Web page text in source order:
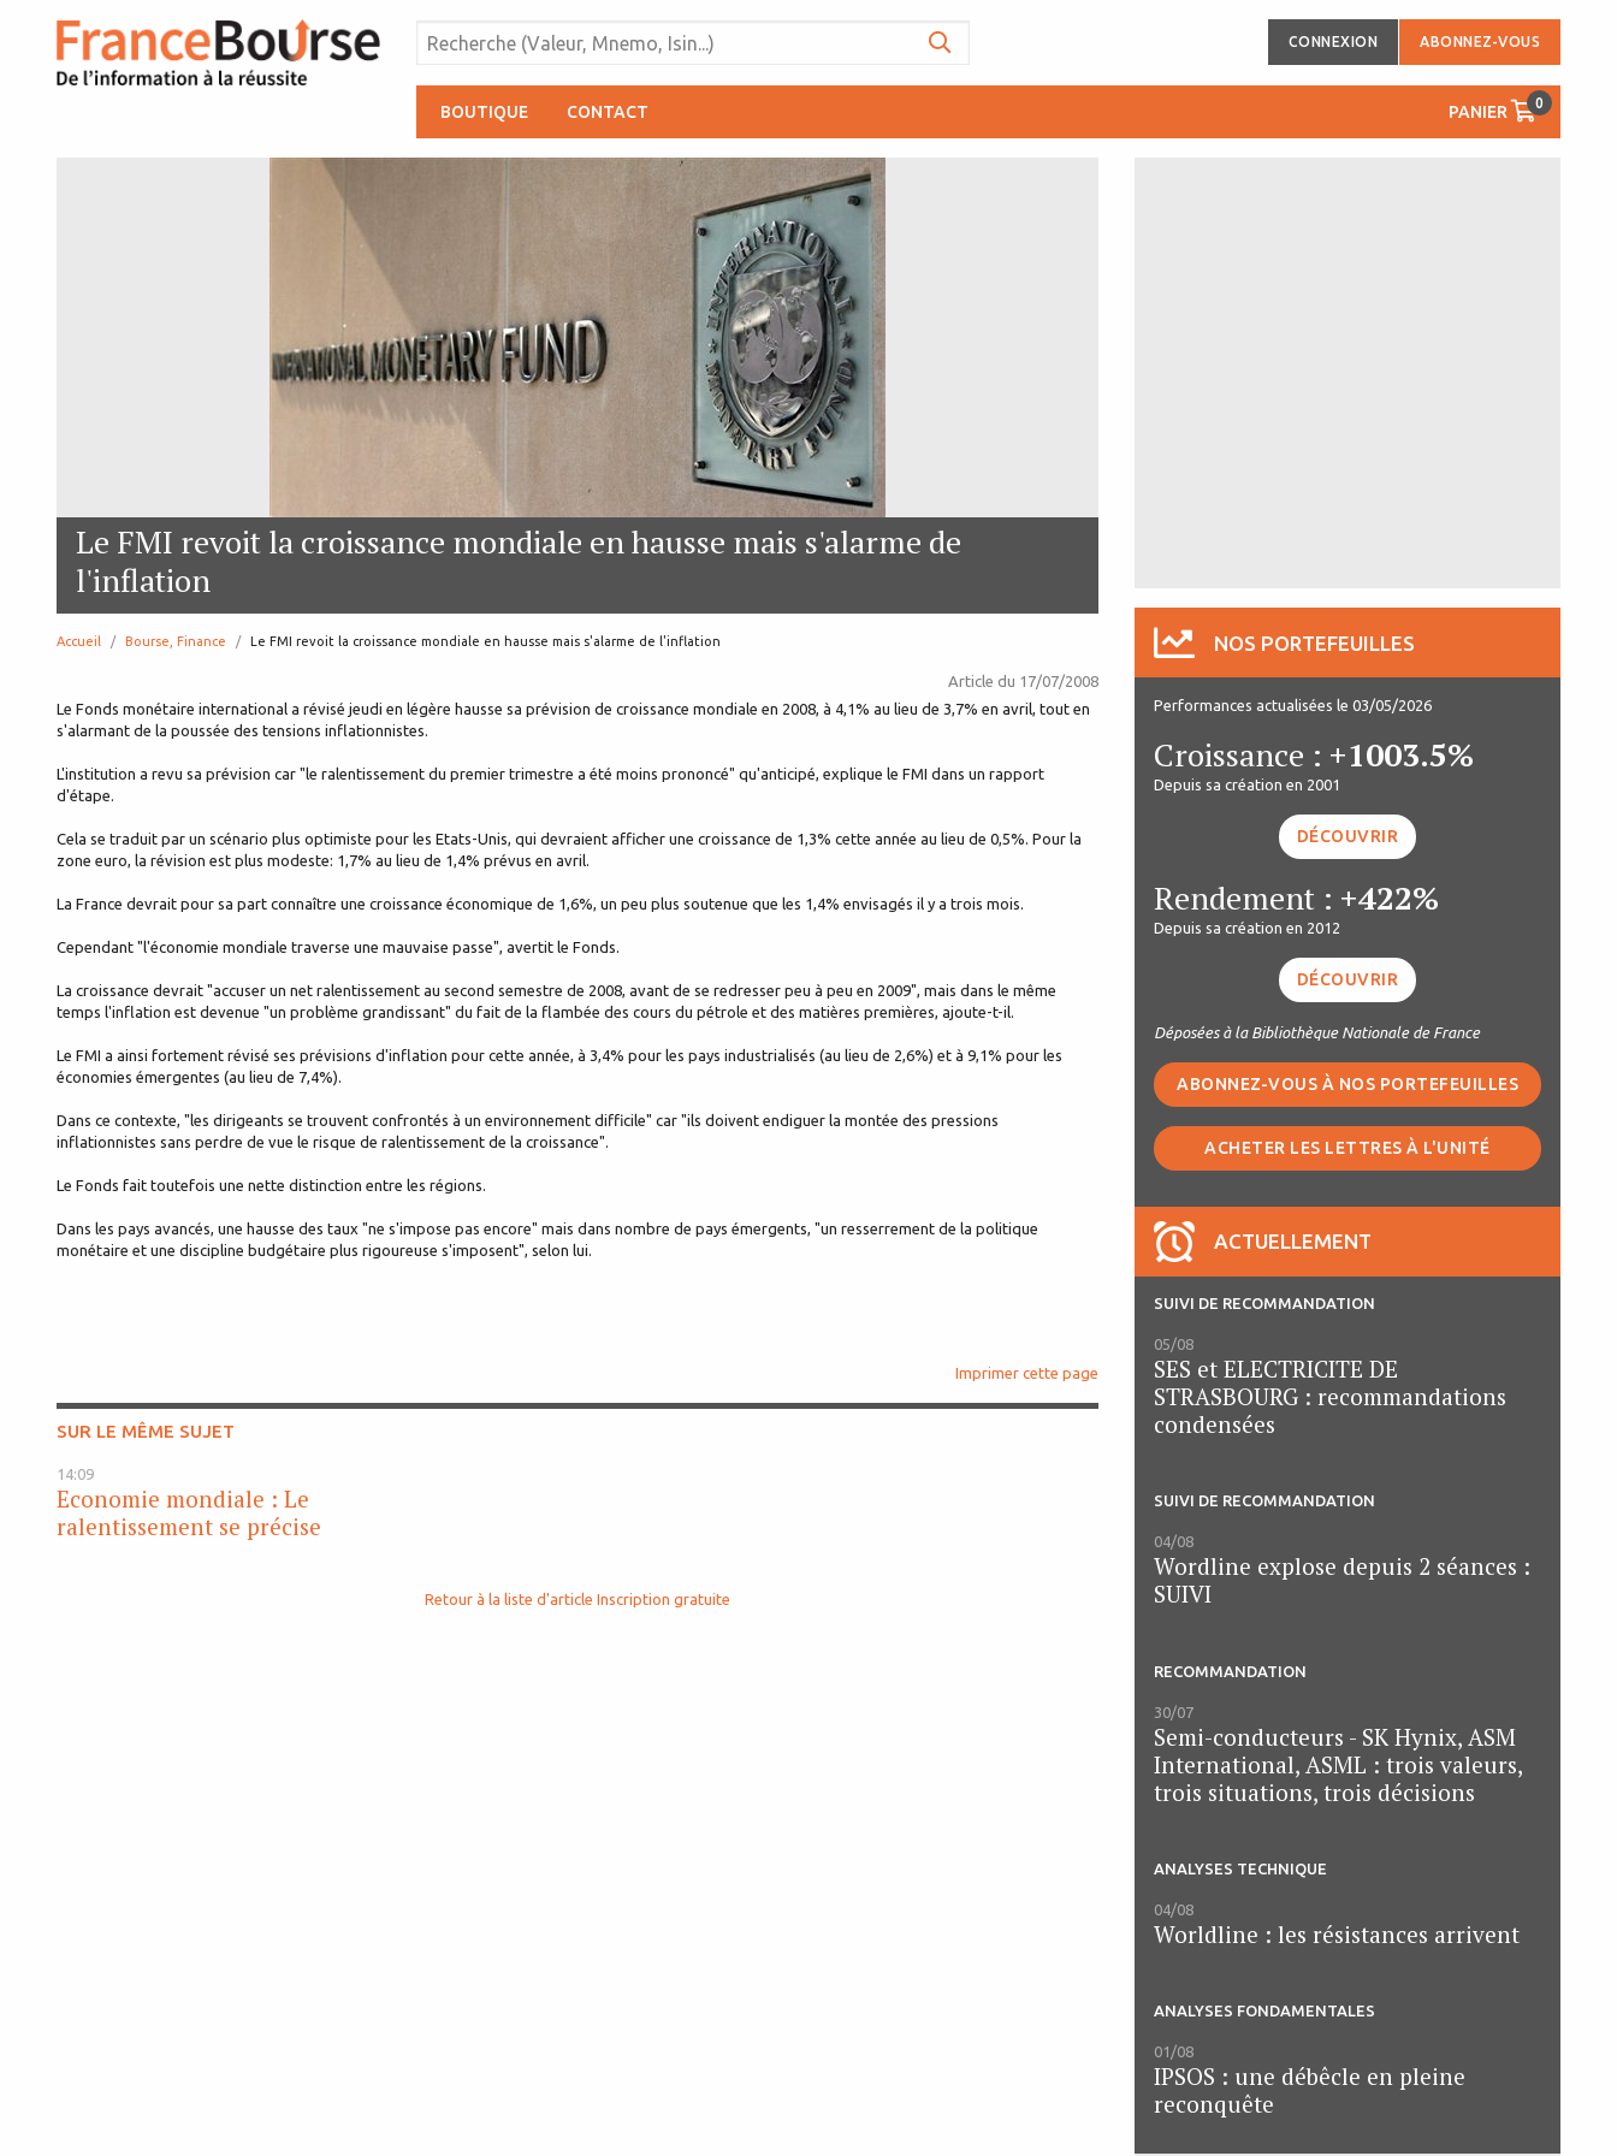
CONNEXION ABONNEZ-VOUS
BOUTIQUE CONTACT PANIER 0
Le FMI revoit la croissance mondiale en hausse mais s'alarme de
l'inflation
Accueil Bourse, Finance page:
Le FMI revoit la croissance mondiale en hausse mais s'alarme de l'inflation
Article du 17/07/2008
Le Fonds monétaire international a révisé jeudi en légère hausse sa prévision de croissance mondiale en 2008, à 4,1% au lieu de 3,7% en avril, tout en
s'alarmant de la poussée des tensions inflationnistes.
L'institution a revu sa prévision car "le ralentissement du premier trimestre a été moins prononcé" qu'anticipé, explique le FMI dans un rapport
d'étape.
Cela se traduit par un scénario plus optimiste pour les Etats-Unis, qui devraient afficher une croissance de 1,3% cette année au lieu de 0,5%. Pour la
zone euro, la révision est plus modeste: 1,7% au lieu de 1,4% prévus en avril.
La France devrait pour sa part connaître une croissance économique de 1,6%, un peu plus soutenue que les 1,4% envisagés il y a trois mois.
Cependant "l'économie mondiale traverse une mauvaise passe", avertit le Fonds.
La croissance devrait "accuser un net ralentissement au second semestre de 2008, avant de se redresser peu à peu en 2009", mais dans le même
temps l'inflation est devenue "un problème grandissant" du fait de la flambée des cours du pétrole et des matières premières, ajoute-t-il.
Le FMI a ainsi fortement révisé ses prévisions d'inflation pour cette année, à 3,4% pour les pays industrialisés (au lieu de 2,6%) et à 9,1% pour les
économies émergentes (au lieu de 7,4%).
Dans ce contexte, "les dirigeants se trouvent confrontés à un environnement difficile" car "ils doivent endiguer la montée des pressions
inflationnistes sans perdre de vue le risque de ralentissement de la croissance".
Le Fonds fait toutefois une nette distinction entre les régions.
Dans les pays avancés, une hausse des taux "ne s'impose pas encore" mais dans nombre de pays émergents, "un resserrement de la politique
monétaire et une discipline budgétaire plus rigoureuse s'imposent", selon lui.
Imprimer cette page
SUR LE MÊME SUJET
14:09
Economie mondiale : Le
ralentissement se précise
Retour à la liste d'article Inscription gratuite
NOS PORTEFEUILLES
Performances actualisées le 03/05/2026
Croissance : +1003.5%
Depuis sa création en 2001
DÉCOUVRIR
Rendement : +422%
Depuis sa création en 2012
DÉCOUVRIR
Déposées à la Bibliothèque Nationale de France
ABONNEZ-VOUS À NOS PORTEFEUILLES
ACHETER LES LETTRES À L'UNITÉ
ACTUELLEMENT
SUIVI DE RECOMMANDATION
05/08
SES et ELECTRICITE DE
STRASBOURG : recommandations
condensées
SUIVI DE RECOMMANDATION
04/08
Wordline explose depuis 2 séances :
SUIVI
RECOMMANDATION
30/07
Semi-conducteurs - SK Hynix, ASM
International, ASML : trois valeurs,
trois situations, trois décisions
ANALYSES TECHNIQUE
04/08
Worldline : les résistances arrivent
ANALYSES FONDAMENTALES
01/08
IPSOS : une débêcle en pleine
reconquête